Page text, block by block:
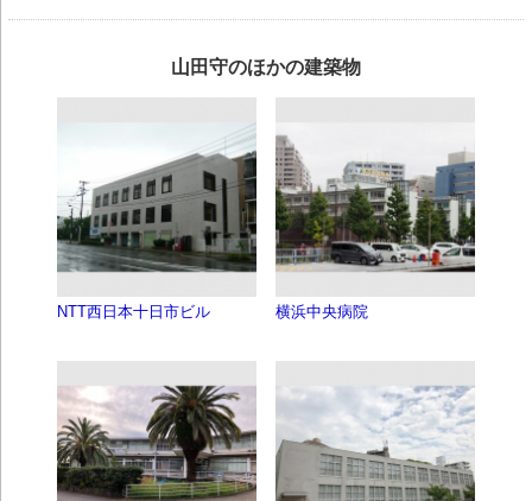
山田守のほかの建築物
NTT西日本十日市ビル 横浜中央病院